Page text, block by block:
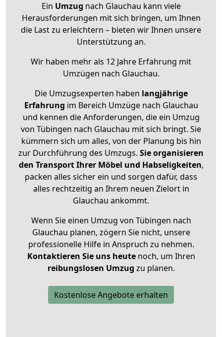
Ein Umzug nach Glauchau kann viele
Herausforderungen mit sich bringen, um Ihnen
die Last zu erleichtern – bieten wir Ihnen unsere
Unterstützung an.
Wir haben mehr als 12 Jahre Erfahrung mit
Umzügen nach Glauchau.
Die Umzugsexperten haben langjährige
Erfahrung im Bereich Umzüge nach Glauchau
und kennen die Anforderungen, die ein Umzug
von Tübingen nach Glauchau mit sich bringt. Sie
kümmern sich um alles, von der Planung bis hin
zur Durchführung des Umzugs. Sie organisieren
den Transport Ihrer Möbel und Habseligkeiten,
packen alles sicher ein und sorgen dafür, dass
alles rechtzeitig an Ihrem neuen Zielort in
Glauchau ankommt.
Wenn Sie einen Umzug von Tübingen nach
Glauchau planen, zögern Sie nicht, unsere
professionelle Hilfe in Anspruch zu nehmen.
Kontaktieren Sie uns heutenoch, um Ihren
reibungslosen Umzug zu planen.
Kostenlose Angebote erhalten